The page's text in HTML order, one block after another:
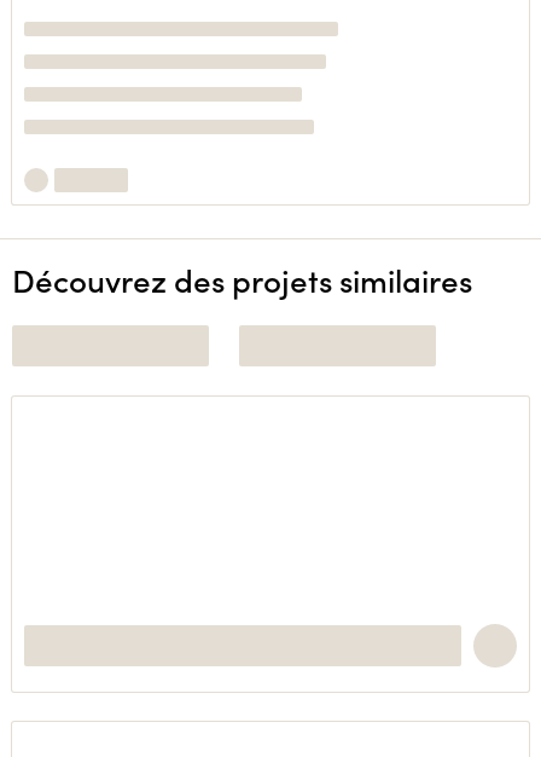
Découvrez des projets similaires